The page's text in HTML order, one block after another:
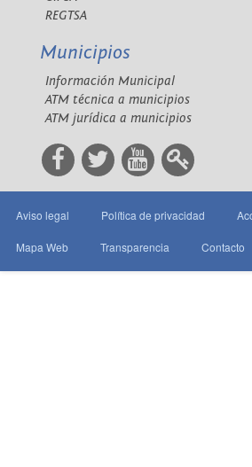
REGTSA
Municipios
Información Municipal
ATM técnica a municipios
ATM jurídica a municipios
Aviso legal Política de privacidad
Mapa Web Transparencia Contacto